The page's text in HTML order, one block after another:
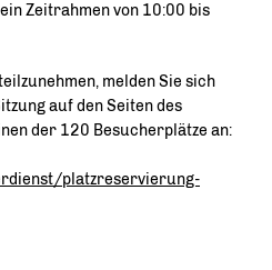
Zeitrahmen von 10:00 bis
melden Sie sich
auf den Seiten des
der 120 Besucherplätze an:
platzreservierung-